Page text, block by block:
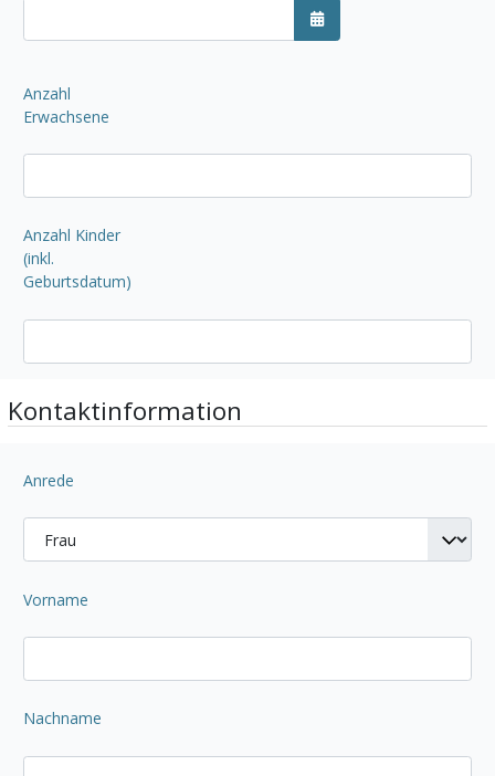
Kalender öffnen
Anzahl
Erwachsene
Anzahl Kinder
(inkl.
Geburtsdatum)
Kontaktinformation
Anrede
Vorname
Nachname